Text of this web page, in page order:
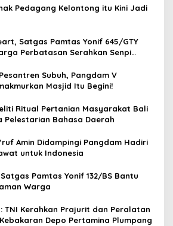
Pedagang Kelontong itu Kini Jadi
Satgas Pamtas Yonif 645/GTY
Perbatasan Serahkan Senpi
Subuh, Pangdam V
Masjid Itu Begini!
Ritual Pertanian Masyarakat Bali
Pelestarian Bahasa Daerah
Amin Didampingi Pangdam Hadiri
untuk Indonesia
Pamtas Yonif 132/BS Bantu
Warga
TNI Kerahkan Prajurit dan Peralatan
Depo Pertamina Plumpang